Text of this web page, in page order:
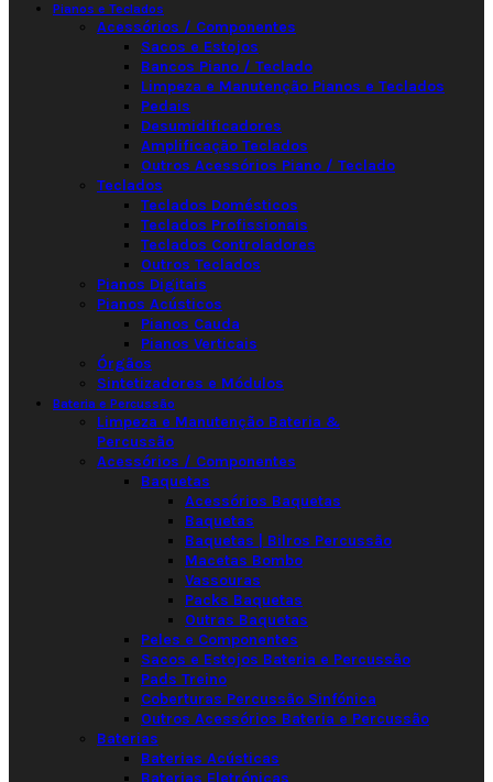
Pianos e Teclados
Acessórios / Componentes
Sacos e Estojos
Bancos Piano / Teclado
Limpeza e Manutenção Pianos e Teclados
Pedais
Desumidificadores
Amplificação Teclados
Outros Acessórios Piano / Teclado
Teclados
Teclados Domésticos
Teclados Profissionais
Teclados Controladores
Outros Teclados
Pianos Digitais
Pianos Acústicos
Pianos Cauda
Pianos Verticais
Órgãos
Sintetizadores e Módulos
Bateria e Percussão
Limpeza e Manutenção Bateria &
Percussão
Acessórios / Componentes
Baquetas
Acessórios Baquetas
Baquetas
Baquetas | Bilros Percussão
Macetas Bombo
Vassouras
Packs Baquetas
Outras Baquetas
Peles e Componentes
Sacos e Estojos Bateria e Percussão
Pads Treino
Coberturas Percussão Sinfónica
Outros Acessórios Bateria e Percussão
Baterias
Baterias Acústicas